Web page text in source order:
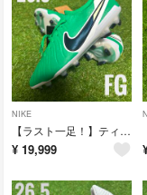
NIKE
【ラスト一足！】ティエンポレジェンド エリート FG 26.5cm 送料無料
¥ 19,999